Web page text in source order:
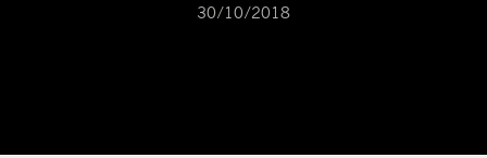
30/10/2018